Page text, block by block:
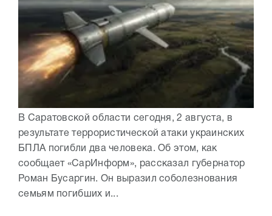
В Саратовской области сегодня, 2 августа, в
результате террористической атаки украинских
БПЛА погибли два человека. Об этом, как
сообщает «СарИнформ», рассказал губернатор
Роман Бусаргин. Он выразил соболезнования
семьям погибших и...